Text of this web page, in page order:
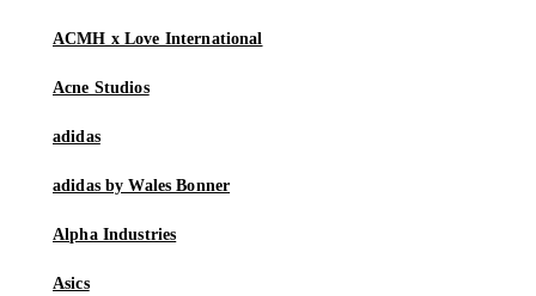
ACMH x Love International
Acne Studios
adidas
adidas by Wales Bonner
Alpha Industries
Asics